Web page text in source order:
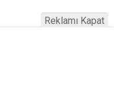
Reklamı Kapat